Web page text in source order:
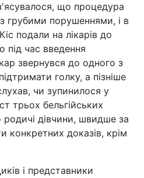
що процедура
з грубими порушеннями, і в
подали на лікарів до
під час введення
звернувся до одного з
голку, а пізніше
чи зупинилося у
трьох бельгійських
родичі дівчини, швидше за
конкретних доказів, крім
і представники